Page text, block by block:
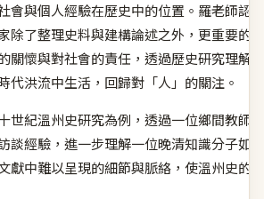
會與個人經驗在歷史中的位置。羅老師認
除了整理史料與建構論述之外，更重要的
關懷與對社會的責任，透過歷史研究理解
代洪流中生活，回歸對「人」的關注。
世紀溫州史研究為例，透過一位鄉間教師
談經驗，進一步理解一位晚清知識分子如
獻中難以呈現的細節與脈絡，使溫州史的